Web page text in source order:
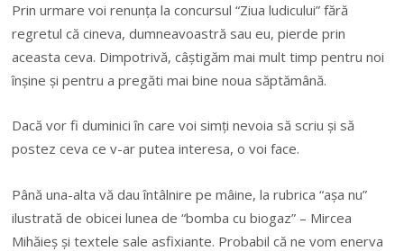
Prin urmare voi renunța la concursul “Ziua ludicului” fără
regretul că cineva, dumneavoastră sau eu, pierde prin
aceasta ceva. Dimpotrivă, câștigăm mai mult timp pentru noi
înșine și pentru a pregăti mai bine noua săptămână.
Dacă vor fi duminici în care voi simți nevoia să scriu și să
postez ceva ce v-ar putea interesa, o voi face.
Până una-alta vă dau întâlnire pe mâine, la rubrica “așa nu”
ilustrată de obicei lunea de “bomba cu biogaz” – Mircea
Mihăieș și textele sale asfixiante. Probabil că ne vom enerva